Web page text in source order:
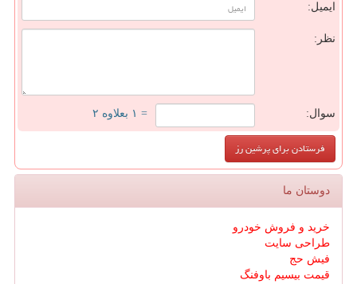
ایمیل:
نظر:
سوال: = ۱ بعلاوه ۲
دوستان ما
خرید و فروش خودرو
طراحی سایت
فیش حج
قیمت بیسیم باوفنگ